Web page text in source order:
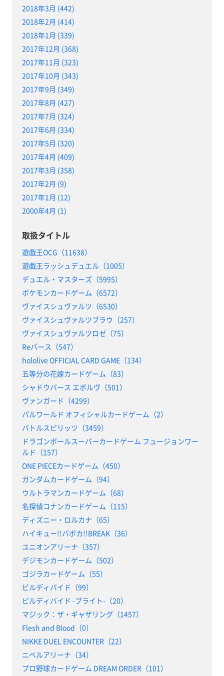
2018年3月 (442)
2018年2月 (414)
2018年1月 (339)
2017年12月 (368)
2017年11月 (323)
2017年10月 (343)
2017年9月 (349)
2017年8月 (427)
2017年7月 (324)
2017年6月 (334)
2017年5月 (320)
2017年4月 (409)
2017年3月 (358)
2017年2月 (9)
2017年1月 (12)
2000年4月 (1)
取扱タイトル
遊戯王OCG（11638）
遊戯王ラッシュデュエル（1005）
デュエル・マスターズ（5995）
ポケモンカードゲーム（6572）
ヴァイスシュヴァルツ（6530）
ヴァイスシュヴァルツブラウ（257）
ヴァイスシュヴァルツロゼ（75）
Reバース（547）
hololive OFFICIAL CARD GAME（134）
五等分の花嫁カードゲーム（83）
シャドウバース エボルヴ（501）
ヴァンガード（4299）
パルワールド オフィシャルカードゲーム（2）
バトルスピリッツ（3459）
ドラゴンボールスーパーカードゲーム フュージョンワー
ルド（157）
ONE PIECEカードゲーム（450）
ガンダムカードゲーム（94）
ウルトラマンカードゲーム（68）
名探偵コナンカードゲーム（115）
ディズニー・ロルカナ（65）
ハイキュー!!バボカ!!BREAK（36）
ユニオンアリーナ（357）
デジモンカードゲーム（502）
ゴジラカードゲーム（55）
ビルディバイド（99）
ビルディバイド -ブライト-（20）
マジック：ザ・ギャザリング（1457）
Flesh and Blood（0）
NIKKE DUEL ENCOUNTER（22）
ニベルアリーナ（34）
プロ野球カードゲーム DREAM ORDER（101）